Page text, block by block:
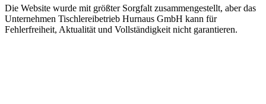
Die Website wurde mit größter Sorgfalt zusammengestellt, aber das
Unternehmen Tischlereibetrieb Hurnaus GmbH kann für
Fehlerfreiheit, Aktualität und Vollständigkeit nicht garantieren.